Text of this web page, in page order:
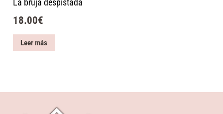
La bruja despistada
18.00€
Leer más